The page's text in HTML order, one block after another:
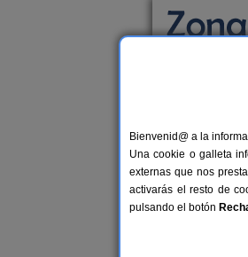
Finca
Casa
Alquiler
Bienvenid@ a la
Una cookie o galleta
externas que nos
activarás el resto de
pulsando el botón